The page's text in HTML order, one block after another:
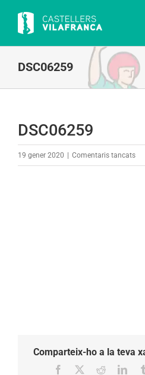
content
DSC06259
DSC06259
19 gener 2020 Comentaris tancatsa
Comparteix-ho a la teva
Facebook Reddit